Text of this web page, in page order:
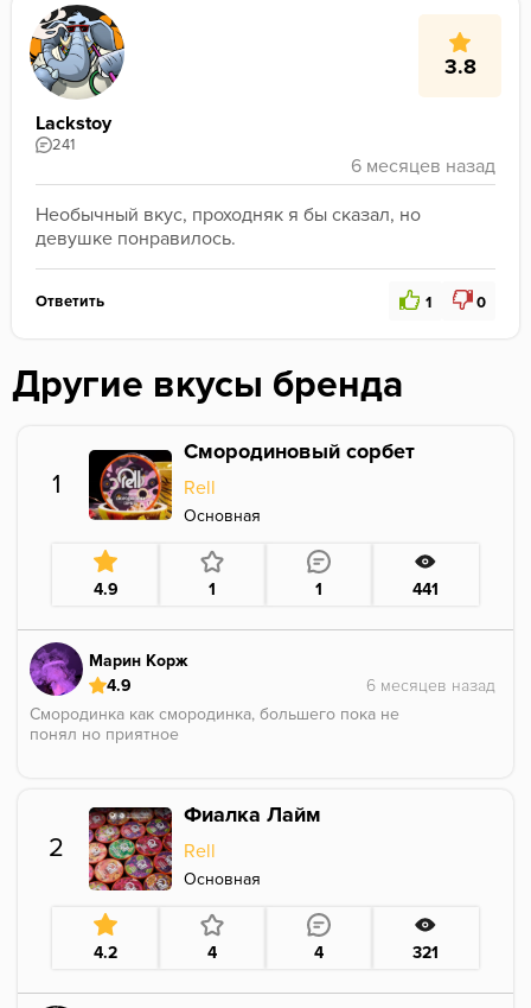
3.8
Lackstoy
241
Необычный вкус, проходняк я бы сказал, но
девушке понравилось.
Ответить 1 0
Другие вкусы бренда
1
Смородиновый сорбет
Rell
Основная
4.9 1 1 441
Марин Корж
4.9
Смородинка как смородинка, большего пока не
понял но приятное
2
Фиалка Лайм
Rell
Основная
4.2 4 4 321